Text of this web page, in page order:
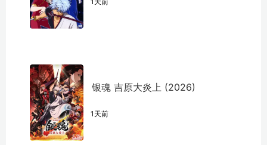
银魂 吉原大炎上 (2026)
1天前